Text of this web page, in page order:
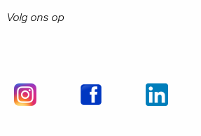
Volg ons op